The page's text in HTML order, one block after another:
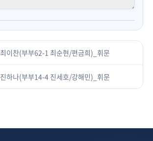
최이찬(부부62-1 최순현/편금희)_휘문
진하나(부부14-4 진세호/강해민)_휘문